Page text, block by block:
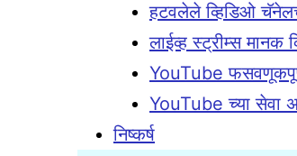
हटवलेले व्हिडिओ
लाईव्ह स्ट्रीम्स मानक
YouTube
YouTube च्या सेवा
निष्कर्ष